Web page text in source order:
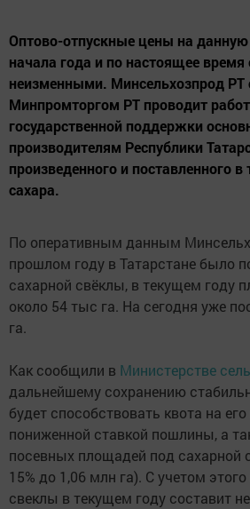
Оптово-отпускные цены на
начала года и по настоящее время
неизменными. Минсельхозпрод РТ
Минпромторгом РТ проводит
государственной поддержки
производителям Республики
произведенного и поставленного в
сахара.
По оперативным данным
прошлом году в Татарстане было
сахарной свёклы, в текущем году
около 54 тыс га. На сегодня уже
га.
Как сообщили в Министерстве
дальнейшему сохранению
будет способствовать квота на
пониженной ставкой пошлины, а
посевных площадей под сахарной
15% до 1,06 млн га). С учетом
свеклы в текущем году составит